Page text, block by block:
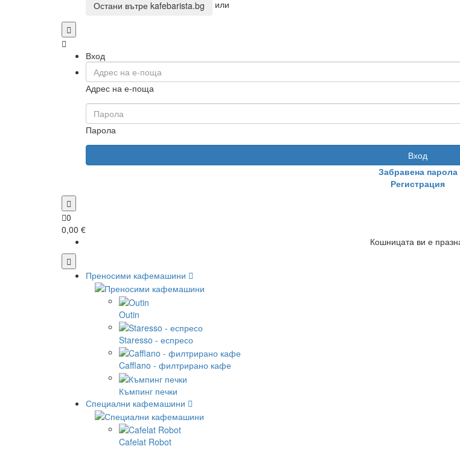
Остани вътре kafebarista.bg или
Вход
Адрес на е-поща
Парола
Вход
Забравена парола
Регистрация
0
0,00 €
Кошницата ви е
Преносими кафемашини
Outin
Staresso - еспресо
Cafflano - филтрирано кафе
Къмпинг печки
Специални кафемашини
Cafelat Robot